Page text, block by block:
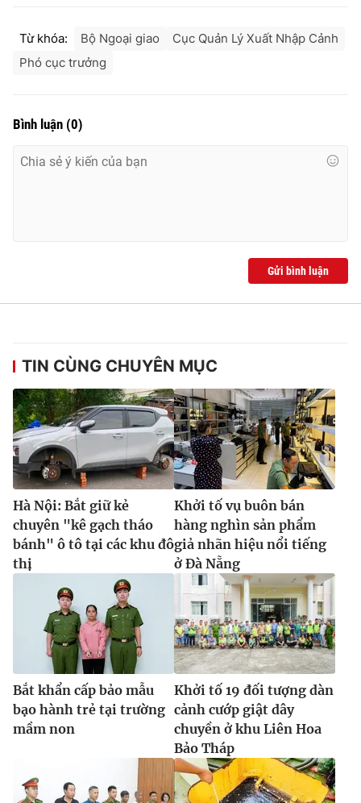
Từ khóa: Bộ Ngoại giao
Cục Quản Lý Xuất Nhập Cảnh
Phó cục trưởng
Bình luận (0)
Gửi bình luận
TIN CÙNG CHUYÊN MỤC
Hà Nội: Bắt giữ kẻ
chuyên "kê gạch tháo
bánh" ô tô tại các khu đô
thị
Khởi tố vụ buôn bán
hàng nghìn sản phẩm
giả nhãn hiệu nổi tiếng
ở Đà Nẵng
Bắt khẩn cấp bảo mẫu
bạo hành trẻ tại trường
mầm non
Khởi tố 19 đối tượng dàn
cảnh cướp giật dây
chuyền ở khu Liên Hoa
Bảo Tháp